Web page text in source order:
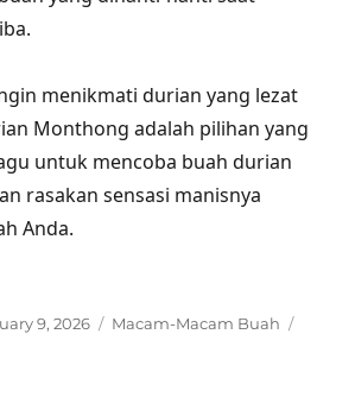
menikmati durian yang lezat
Monthong adalah pilihan yang
untuk mencoba buah durian
rasakan sensasi manisnya
Anda.
9, 2026 Categories
Macam-Macam Buah